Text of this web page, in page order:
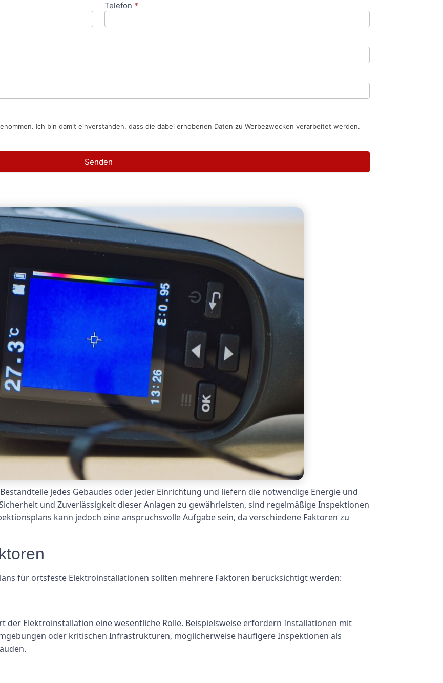
Telefon *
Ich bin damit einverstanden, dass die dabei erhobenen Daten zu Werbezwecken verarbeitet werden.
Senden
jedes Gebäudes oder jeder Einrichtung und liefern die notwendige Energie und
und Zuverlässigkeit dieser Anlagen zu gewährleisten, sind regelmäßige Inspektionen
kann jedoch eine anspruchsvolle Aufgabe sein, da verschiedene Faktoren zu
für ortsfeste Elektroinstallationen sollten mehrere Faktoren berücksichtigt werden:
der Elektroinstallation eine wesentliche Rolle. Beispielsweise erfordern Installationen mit
oder kritischen Infrastrukturen, möglicherweise häufigere Inspektionen als